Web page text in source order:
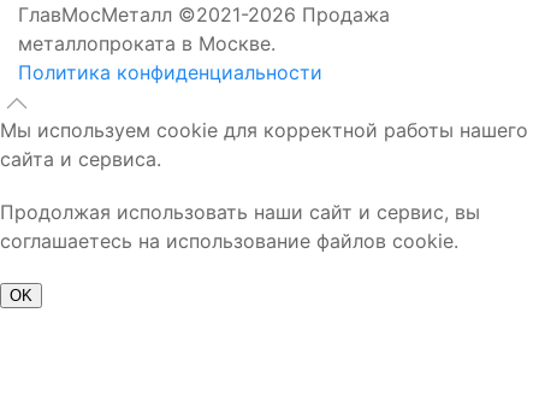
ГлавМосМеталл ©2021-2026 Продажа
металлопроката в Москве.
Политика конфиденциальности
Мы используем cookie для корректной работы нашего
сайта и сервиса.
Продолжая использовать наши сайт и сервис, вы
соглашаетесь на использование файлов cookie.
OK